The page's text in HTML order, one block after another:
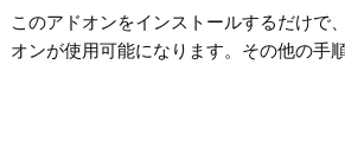
このアドオンをインストールするだけで
オンが使用可能になります。その他の手